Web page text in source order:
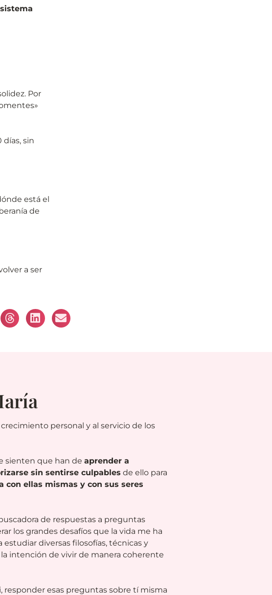
Por
sin
está el
de
a ser
crecimiento personal y al servicio de los
sienten que han de aprender a
sin sentirse culpables de ello para
con ellas mismas y con sus seres
de respuestas a preguntas
los grandes desafíos que la vida me ha
estudiar diversas filosofías, técnicas y
intención de vivir de manera coherente
responder esas preguntas sobre tí misma